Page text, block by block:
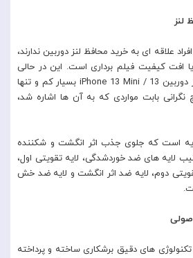
لنز
علاقه ای به خرید محافظ لنز دوربین ندارند،
افت کیفیت فیلم برداری است. این در حالی
است که ضخامت گلس لنز دوربین iPhone 13 Mini / 13 بسیار کم و تنها
نگرانی بابت مواردی که به آن ها اشاره شد،
است که جلوی جذب اثر انگشت و شکننده
لایه های ضد خوردشدگی، لایه تقویتی اول،
دوم، لایه ضد اثر انگشت و لایه ضد خش
های دقیق برشکاری ساخته و پرداخته